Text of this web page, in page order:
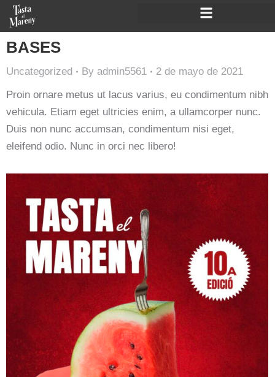
BASES
Uncategorized By admin5561
2 de mayo de 2021
Proin ornare metus ut lacus varius, eu condimentum nibh
vehicula. Etiam eget ultricies enim, a ullamcorper nunc.
Duis non nunc accumsan, condimentum nisi eget,
eleifend odio. Nunc in orci nec libero!